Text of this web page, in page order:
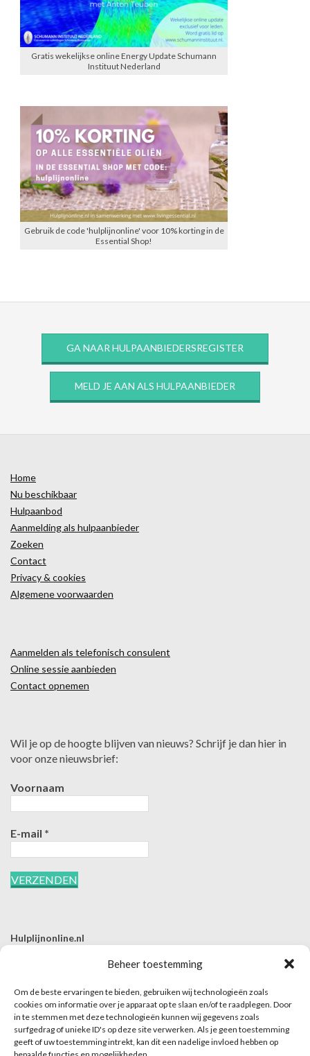
Beheer toestemming
Om de beste ervaringen te bieden, gebruiken wij technologieën zoals
cookies om informatie over je apparaat op te slaan en/of te raadplegen. Door
in te stemmen met deze technologieën kunnen wij gegevens zoals
surfgedrag of unieke ID's op deze site verwerken. Als je geen toestemming
geeft of uw toestemming intrekt, kan dit een nadelige invloed hebben op
Gratis wekelijkse online Energy Update Schumann
Instituut Nederland
Gebruik de code 'hulplijnonline' voor 10% korting in de
Essential Shop!
GA NAAR HULPAANBIEDERSREGISTER
MELD JE AAN ALS HULPAANBIEDER
Home
Nu beschikbaar
Hulpaanbod
Aanmelding als hulpaanbieder
Zoeken
Contact
Privacy & cookies
Algemene voorwaarden
Aanmelden als telefonisch consulent
Online sessie aanbieden
Contact opnemen
Wil je op de hoogte blijven van nieuws? Schrijf je dan hier in
voor onze nieuwsbrief:
Voornaam
E-mail *
Hulplijnonline.nl
E | info@hulplijnonline.nl
Contactformulier
Over Hulplijnonline.nl
Het team van Hulplijnonline.nl